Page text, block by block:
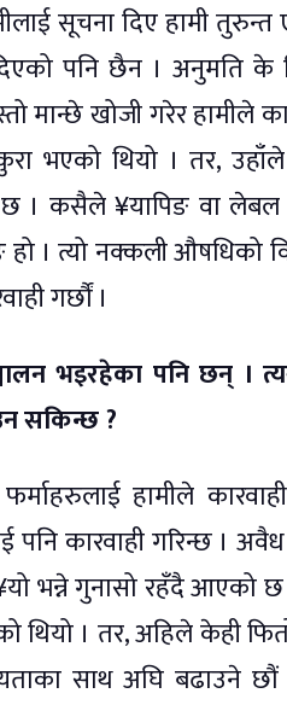
सूचना दिए हामी
पनि छैन । अनुमति
मान्छे खोजी गरेर हामीले
भएको थियो । तर,
। कसैले ¥यापिङ वा लेबल
हो । त्यो नक्कली
गर्छौं ।
भइरहेका पनि छन् ।
सकिन्छ ?
हामीले
पनि कारवाही गरिन्छ ।
भन्ने गुनासो रहँदै आएको छ
। तर, अहिले केही
साथ अघि बढाउने छौं